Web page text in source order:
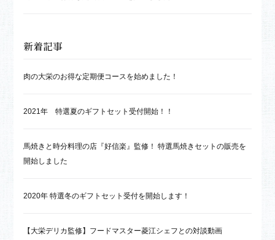
新着記事
肉の大栄のお得な定期便コースを始めました！
2021年 特選夏のギフトセット受付開始！！
馬焼きと時分料理の店『好信楽』監修！ 特選馬焼きセットの販売を
開始しました
2020年 特選冬のギフトセット受付を開始します！
【大栄デリカ監修】フードマスター菱江シェフとの対談動画